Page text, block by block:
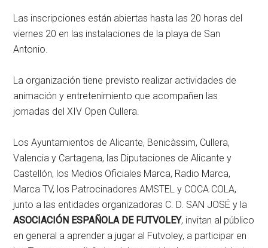
Las inscripciones están abiertas hasta las 20 horas del
viernes 20 en las instalaciones de la playa de San
Antonio.
La organización tiene previsto realizar actividades de
animación y entretenimiento que acompañen las
jornadas del XIV Open Cullera.
Los Ayuntamientos de Alicante, Benicàssim, Cullera,
Valencia y Cartagena, las Diputaciones de Alicante y
Castellón, los Medios Oficiales Marca, Radio Marca,
Marca TV, los Patrocinadores AMSTEL y COCA COLA,
junto a las entidades organizadoras C. D. SAN JOSÉ y la
ASOCIACIÓN ESPAÑOLA DE FUTVOLEY, invitan al público
en general a aprender a jugar al Futvoley, a participar en